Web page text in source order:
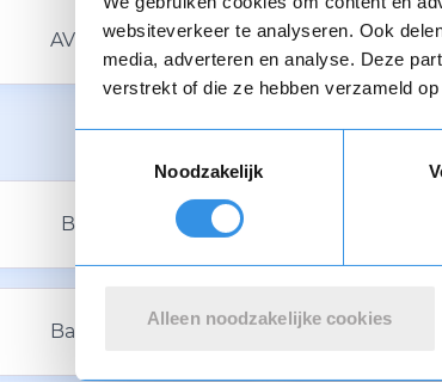
websiteverkeer te analyseren. Ook
media, adverteren en analyse. Deze
verstrekt of die ze hebben verzameld
Noodzakelijk
Alleen noodzakelijke cookies
AVROTROS
B-Trendy
Bandcoach Barbie